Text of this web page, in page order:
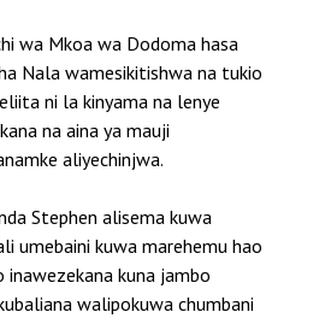
wa Mkoa wa Dodoma hasa
Nala wamesikitishwa na tukio
ni la kinyama na lenye
na aina ya mauji
aliyechinjwa.
Stephen alisema kuwa
umebaini kuwa marehemu hao
kuna jambo
walipokuwa chumbani